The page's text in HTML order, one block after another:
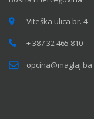
Viteška ulica br. 4
+ 387 32 465 810
opcina@maglaj.ba